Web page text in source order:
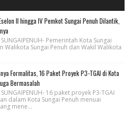
II hingga IV Pemkot Sungai Penuh Dilantik,
Pemerintah Kota Sungai
Walikota Sungai Penuh dan Wakil Walikota
Formalitas, 16 Paket Proyek P3-TGAI di Kota
Bermasalah
16 paket proyek P3-TGAI
dalam Kota Sungai Penuh menuai
mene...